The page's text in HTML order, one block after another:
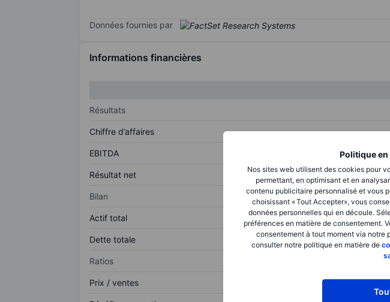
Politique
Nos sites web utilisent des cookies pour
permettant, en optimisant et en
contenu publicitaire personnalisé et vous
choisissant « Tout Accepter», vous
données personnelles qui en découle.
préférences en matière de consentement.
consentement à tout moment via notre
consulter notre politique en matière de
Données fournies par
Informations financières
Résultats
Chiffre d’affaires
EBITDA
Résultat net
Bilan
Actif total
Dette totale
Ratios
Prix / ventes